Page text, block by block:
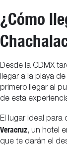
¿Cómo
Desde la CDMX
llegar a la playa
primero llegar al
de esta
El lugar ideal para
Veracruz, un hotel
que te darán el